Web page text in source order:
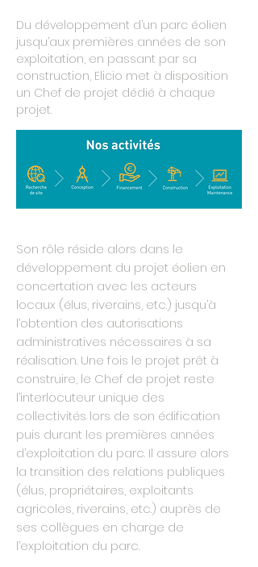
Du développement d’un parc éolien
jusqu’aux premières années de son
exploitation, en passant par sa
construction, Elicio met à disposition
un Chef de projet dédié à chaque
projet.
Son rôle réside alors dans le
développement du projet éolien en
concertation avec les acteurs
locaux (élus, riverains, etc.) jusqu’à
l’obtention des autorisations
administratives nécessaires à sa
réalisation. Une fois le projet prêt à
construire, le Chef de projet reste
l’interlocuteur unique des
collectivités lors de son édification
puis durant les premières années
d’exploitation du parc. Il assure alors
la transition des relations publiques
(élus, propriétaires, exploitants
agricoles, riverains, etc.) auprès de
ses collègues en charge de
l’exploitation du parc.